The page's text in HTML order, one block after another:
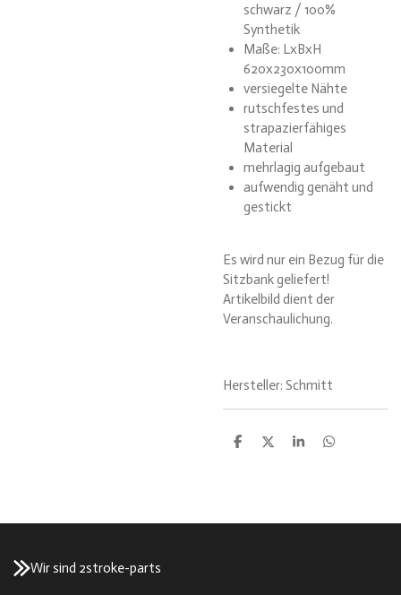
schwarz / 100%
Synthetik
Maße: LxBxH
620x230x100mm
versiegelte Nähte
rutschfestes und
strapazierfähiges
Material
mehrlagig aufgebaut
aufwendig genäht und
gestickt
Es wird nur ein Bezug für die
Sitzbank geliefert!
Artikelbild dient der
Veranschaulichung.
Hersteller: Schmitt
T
T
T
T
Wir sind 2stroke-parts